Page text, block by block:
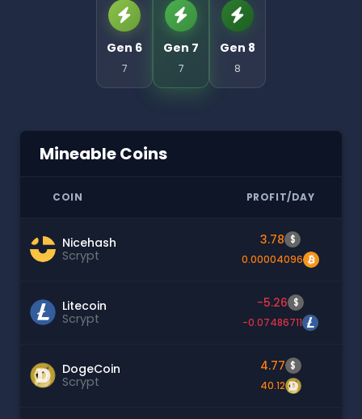
Gen 6
7
Gen 7
7
Gen 8
8
Mineable Coins
COIN PROFIT/DAY
Nicehash
Scrypt
3.78 $
0.00004096
Litecoin
Scrypt
-5.26 $
-0.07486711
DogeCoin
Scrypt
4.77 $
40.12